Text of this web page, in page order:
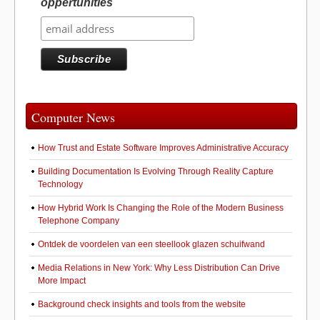
oppertunities
Computer News
How Trust and Estate Software Improves Administrative Accuracy
Building Documentation Is Evolving Through Reality Capture
Technology
How Hybrid Work Is Changing the Role of the Modern Business
Telephone Company
Ontdek de voordelen van een steellook glazen schuifwand
Media Relations in New York: Why Less Distribution Can Drive
More Impact
Background check insights and tools from the website